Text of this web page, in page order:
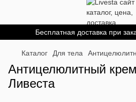
Бесплатная доставка при
Каталог Для тела
Антицелюлитный
Ливеста